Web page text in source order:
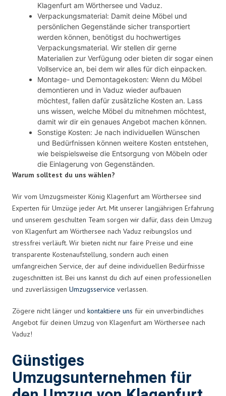
Klagenfurt am Wörthersee und Vaduz.
Verpackungsmaterial: Damit deine Möbel und
persönlichen Gegenstände sicher transportiert
werden können, benötigst du hochwertiges
Verpackungsmaterial. Wir stellen dir gerne
Materialien zur Verfügung oder bieten dir sogar einen
Vollservice an, bei dem wir alles für dich einpacken.
Montage- und Demontagekosten: Wenn du Möbel
demontieren und in Vaduz wieder aufbauen
möchtest, fallen dafür zusätzliche Kosten an. Lass
uns wissen, welche Möbel du mitnehmen möchtest,
damit wir dir ein genaues Angebot machen können.
Sonstige Kosten: Je nach individuellen Wünschen
und Bedürfnissen können weitere Kosten entstehen,
wie beispielsweise die Entsorgung von Möbeln oder
die Einlagerung von Gegenständen.
Warum solltest du uns wählen?
Wir vom Umzugsmeister König Klagenfurt am Wörthersee sind
Experten für Umzüge jeder Art. Mit unserer langjährigen Erfahrung
und unserem geschulten Team sorgen wir dafür, dass dein Umzug
von Klagenfurt am Wörthersee nach Vaduz reibungslos und
stressfrei verläuft. Wir bieten nicht nur faire Preise und eine
transparente Kostenaufstellung, sondern auch einen
umfangreichen Service, der auf deine individuellen Bedürfnisse
zugeschnitten ist. Bei uns kannst du dich auf einen professionellen
und zuverlässigen Umzugsservice verlassen.
Zögere nicht länger und kontaktiere uns für ein unverbindliches
Angebot für deinen Umzug von Klagenfurt am Wörthersee nach
Vaduz!
Günstiges
Umzugsunternehmen für